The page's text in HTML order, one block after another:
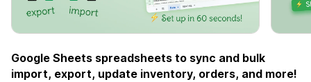
Google Sheets spreadsheets to sync and bulk
import, export, update inventory, orders, and more!